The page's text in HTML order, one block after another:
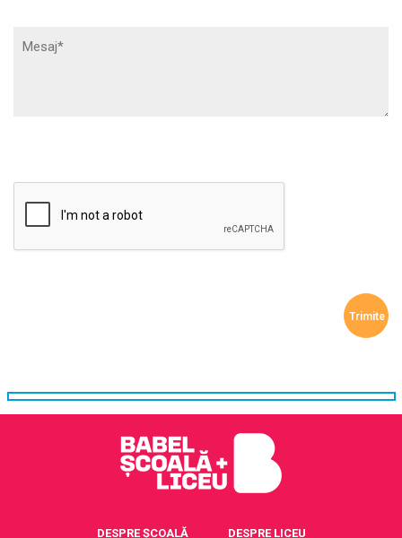
DESPRE ȘCOALĂ DESPRE LICEU